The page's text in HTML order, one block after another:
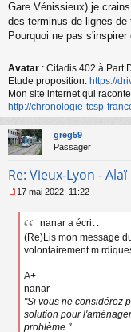
Gare Vénissieux) je
des terminus de lignes de
Pourquoi ne pas
Avatar : Citadis 402 à Part
Etude proposition: https://
Mon site internet qui
http://chronologie-tcsp-
greg59
Passager
Re: Vieux-Lyon -
e
17 mai 2022, 11:22
nanar a écrit :
(Re)Lis mon message
volontairement
A+
nanar
"Si vous ne considérez
solution pour
problème."